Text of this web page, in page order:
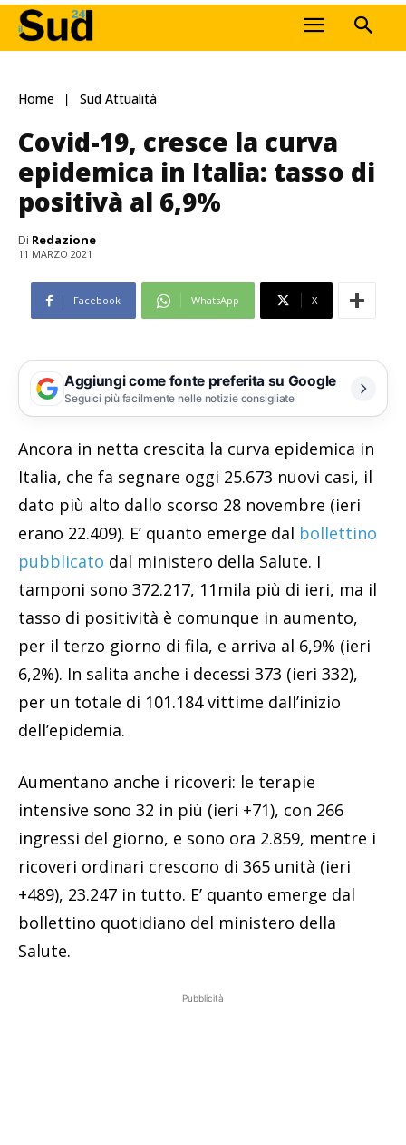
Home Sud Attualità
Covid-19, cresce la curva
epidemica in Italia: tasso di
positivà al 6,9%
Di Redazione
11 MARZO 2021
Facebook WhatsApp X
Aggiungi come fonte preferita su Google
Seguici più facilmente nelle notizie consigliate
Ancora in netta crescita la curva epidemica in
Italia, che fa segnare oggi 25.673 nuovi casi, il
dato più alto dallo scorso 28 novembre (ieri
erano 22.409). E’ quanto emerge dal bollettino
pubblicato dal ministero della Salute. I
tamponi sono 372.217, 11mila più di ieri, ma il
tasso di positività è comunque in aumento,
per il terzo giorno di fila, e arriva al 6,9% (ieri
6,2%). In salita anche i decessi 373 (ieri 332),
per un totale di 101.184 vittime dall’inizio
dell’epidemia.
Aumentano anche i ricoveri: le terapie
intensive sono 32 in più (ieri +71), con 266
ingressi del giorno, e sono ora 2.859, mentre i
ricoveri ordinari crescono di 365 unità (ieri
+489), 23.247 in tutto. E’ quanto emerge dal
bollettino quotidiano del ministero della
Salute.
Pubblicità